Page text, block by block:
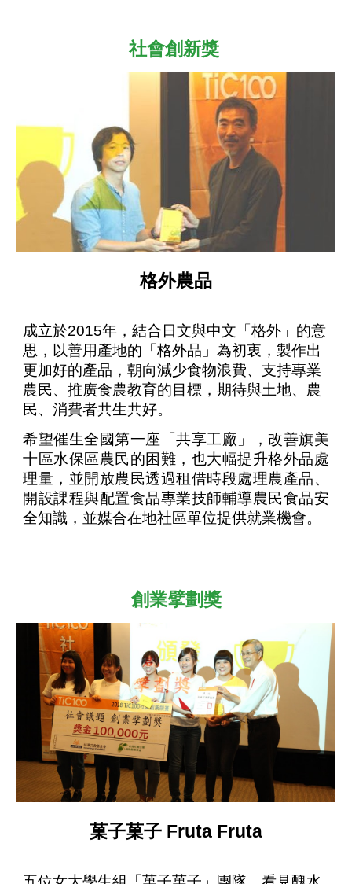
社會創新獎
格外農品
成立於2015年，結合日文與中文「格外」的意
思，以善用產地的「格外品」為初衷，製作出
更加好的產品，朝向減少食物浪費、支持專業
農民、推廣食農教育的目標，期待與土地、農
民、消費者共生共好。
希望催生全國第一座「共享工廠」，改善旗美
十區水保區農民的困難，也大幅提升格外品處
理量，並開放農民透過租借時段處理農產品、
開設課程與配置食品專業技師輔導農民食品安
全知識，並媒合在地社區單位提供就業機會。
創業擘劃獎
菓子菓子 Fruta Fruta